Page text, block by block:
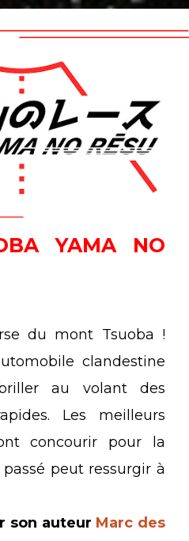
YAMA NO
du mont Tsuoba !
clandestine
au volant des
Les meilleurs
concourir pour la
peut ressurgir à
son auteur Marc des